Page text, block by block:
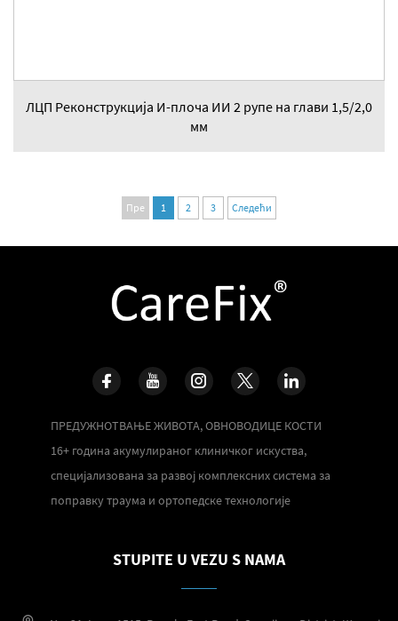
ЛЦП Реконструкција И-плоча ИИ 2 рупе на глави 1,5/2,0
мм
Пре 1 2 3 Следећи
ПРЕДУЖНОТВАЊЕ ЖИВОТА, ОВНОВОДИЦЕ КОСТИ
16+ година акумулираног клиничког искуства,
специјализована за развој комплексних система за
поправку траума и ортопедске технологије
STUPITE U VEZU S NAMA